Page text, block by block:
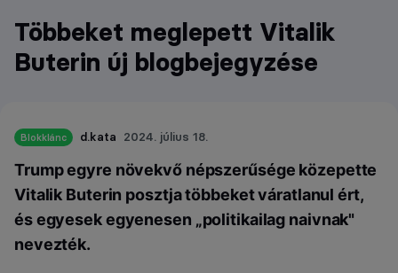
Többeket meglepett Vitalik
Buterin új blogbejegyzése
Blokklánc d.kata 2024. július 18.
Trump egyre növekvő népszerűsége közepette
Vitalik Buterin posztja többeket váratlanul ért,
és egyesek egyenesen „politikailag naivnak"
nevezték.